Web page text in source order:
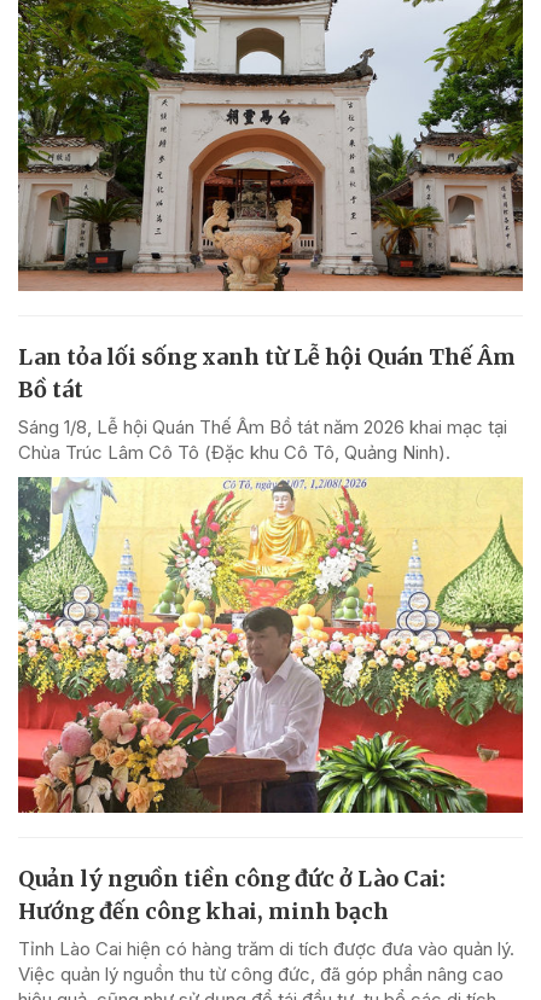
Lan tỏa lối sống xanh từ Lễ hội Quán Thế Âm
Bồ tát
Sáng 1/8, Lễ hội Quán Thế Âm Bồ tát năm 2026 khai mạc tại
Chùa Trúc Lâm Cô Tô (Đặc khu Cô Tô, Quảng Ninh).
Quản lý nguồn tiền công đức ở Lào Cai:
Hướng đến công khai, minh bạch
Tỉnh Lào Cai hiện có hàng trăm di tích được đưa vào quản lý.
Việc quản lý nguồn thu từ công đức, đã góp phần nâng cao